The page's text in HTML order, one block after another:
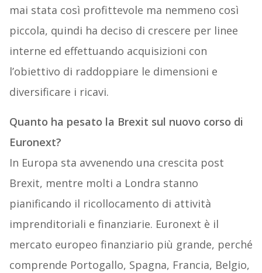
mai stata così profittevole ma nemmeno così
piccola, quindi ha deciso di crescere per linee
interne ed effettuando acquisizioni con
l’obiettivo di raddoppiare le dimensioni e
diversificare i ricavi.
Quanto ha pesato la Brexit sul nuovo corso di
Euronext?
In Europa sta avvenendo una crescita post
Brexit, mentre molti a Londra stanno
pianificando il ricollocamento di attività
imprenditoriali e finanziarie. Euronext è il
mercato europeo finanziario più grande, perché
comprende Portogallo, Spagna, Francia, Belgio,